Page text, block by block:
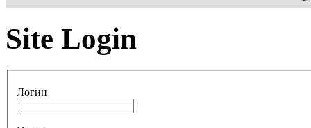
Site Login
Логин